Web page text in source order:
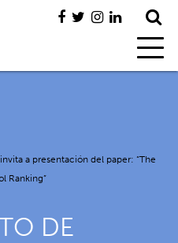
a presentación del paper: “The
Ranking”
DE